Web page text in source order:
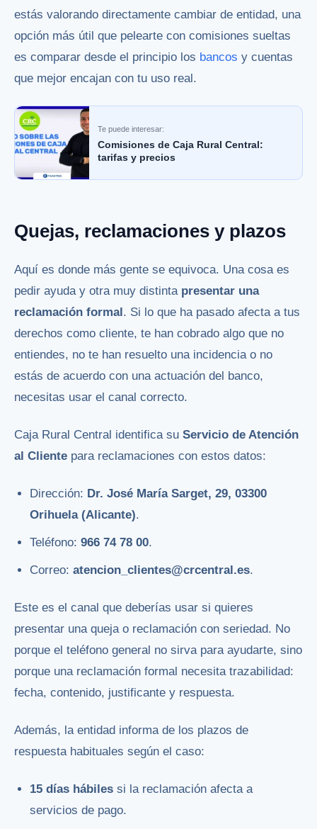
estás valorando directamente cambiar de entidad, una
opción más útil que pelearte con comisiones sueltas
es comparar desde el principio los bancos y cuentas
que mejor encajan con tu uso real.
Te puede interesar:
Comisiones de Caja Rural Central:
tarifas y precios
Quejas, reclamaciones y plazos
Aquí es donde más gente se equivoca. Una cosa es
pedir ayuda y otra muy distinta presentar una
reclamación formal. Si lo que ha pasado afecta a tus
derechos como cliente, te han cobrado algo que no
entiendes, no te han resuelto una incidencia o no
estás de acuerdo con una actuación del banco,
necesitas usar el canal correcto.
Caja Rural Central identifica su Servicio de Atención
al Cliente para reclamaciones con estos datos:
Dirección: Dr. José María Sarget, 29, 03300
Orihuela (Alicante).
Teléfono:966 74 78 00.
Correo:atencion_clientes@crcentral.es.
Este es el canal que deberías usar si quieres
presentar una queja o reclamación con seriedad. No
porque el teléfono general no sirva para ayudarte, sino
porque una reclamación formal necesita trazabilidad:
fecha, contenido, justificante y respuesta.
Además, la entidad informa de los plazos de
respuesta habituales según el caso:
15 días hábiles si la reclamación afecta a
servicios de pago.